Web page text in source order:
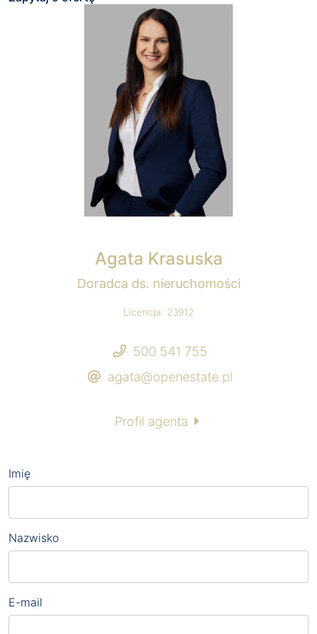
Agata Krasuska
Doradca ds. nieruchomości
Licencja: 23912
500 541 755
agata@openestate.pl
Profil agenta
Imię
Nazwisko
E-mail